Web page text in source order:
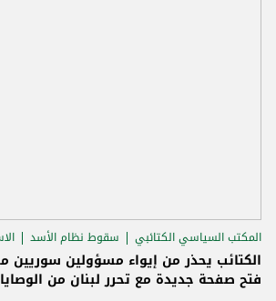
المكتب السياسي الكتائبي سقوط نظام الأسد
الكتائب يحذر من إيواء مسؤولين سوريين
فتح صفحة جديدة مع تحرر لبنان من